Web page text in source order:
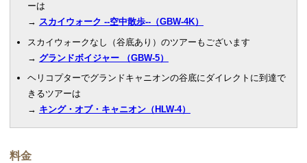
ーは
→ スカイウォーク --空中散歩--（GBW-4K）
スカイウォークなし（谷底あり）のツアーもございます
→ グランドボイジャー （GBW-5）
ヘリコプターでグランドキャニオンの谷底にダイレクトに到達で
きるツアーは
→ キング・オブ・キャニオン（HLW-4）
料金